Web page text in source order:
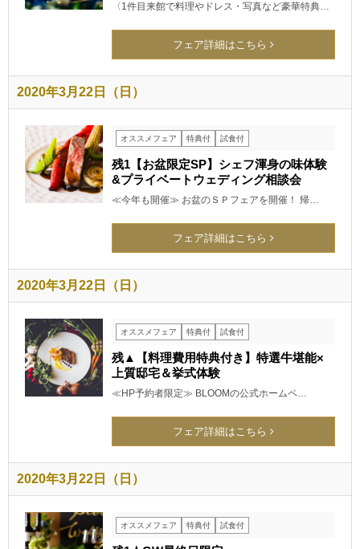
〈1件目来館で料理やドレス・写真など豪華特典…
フェア詳細はこちら
2020年3月22日（日）
オススメフェア 特典付 試食付
残1【お盆限定SP】シェフ渾身の味体験
&プライベートウェディング相談会
≪今年も開催≫ お盆のＳＰフェアを開催！ 帰…
フェア詳細はこちら
2020年3月22日（日）
オススメフェア 特典付 試食付
残▲【料理費用特典付き】特選牛堪能×
上質邸宅＆挙式体験
≪HP予約者限定≫ BLOOMの公式ホームペ…
フェア詳細はこちら
2020年3月22日（日）
オススメフェア 特典付 試食付